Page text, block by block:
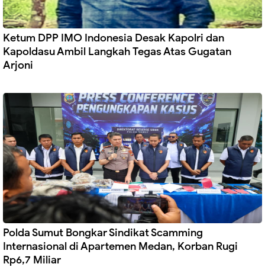
Ketum DPP IMO Indonesia Desak Kapolri dan
Kapoldasu Ambil Langkah Tegas Atas Gugatan
Arjoni
Polda Sumut Bongkar Sindikat Scamming
Internasional di Apartemen Medan, Korban Rugi
Rp6,7 Miliar